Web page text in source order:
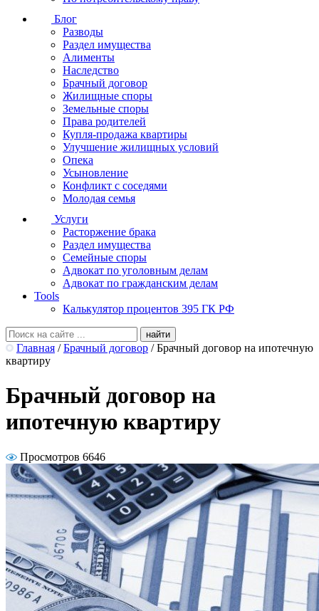
Блог
Разводы
Раздел имущества
Алименты
Наследство
Брачный договор
Жилищные споры
Земельные споры
Права родителей
Купля-продажа квартиры
Улучшение жилищных условий
Опека
Усыновление
Конфликт с соседями
Молодая семья
Услуги
Расторжение брака
Раздел имущества
Семейные споры
Адвокат по уголовным делам
Адвокат по гражданским делам
Tools
Калькулятор процентов 395 ГК РФ
Главная / Брачный договор / Брачный договор на ипотечную
квартиру
Брачный договор на
ипотечную квартиру
Просмотров 6646